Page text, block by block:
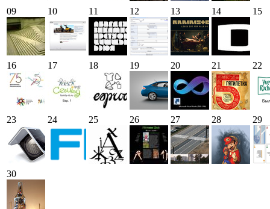
09 10 11 12 13 14 15
16 17 18 19 20 21 22
23 24 25 26 27 28 29
30